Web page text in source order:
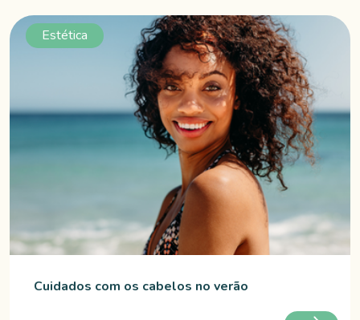
Estética
Cuidados com os cabelos no verão